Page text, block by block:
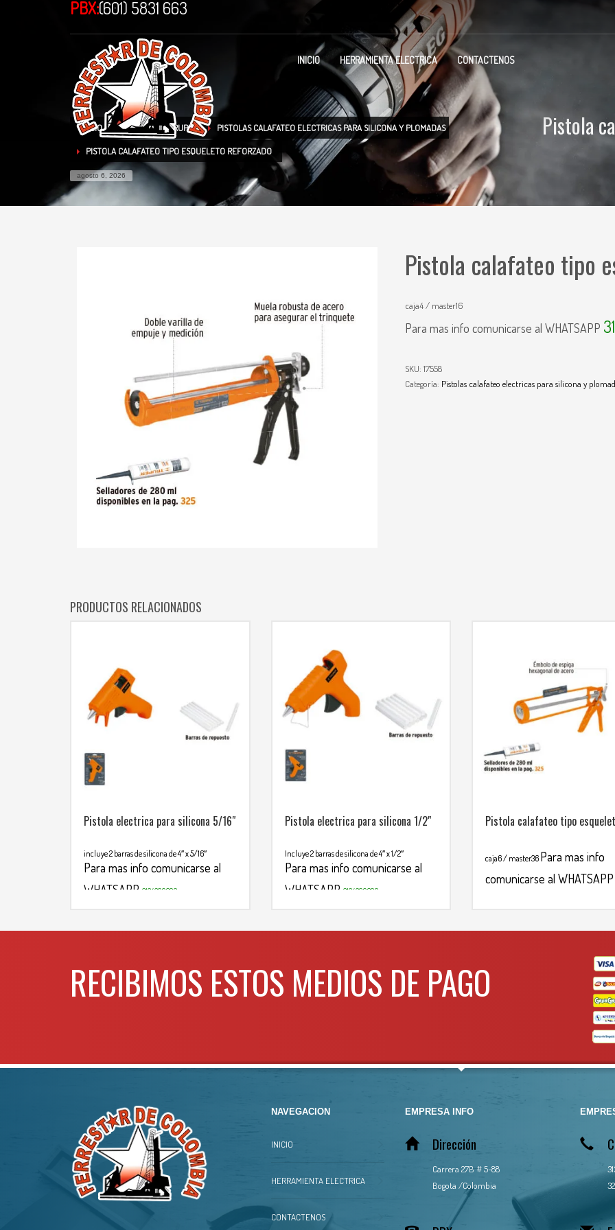
PBX:(601) 5831 663
INICIO HERRAMIENTA ELECTRICA CONTACTENOS
INICIO TIENDA TRUPER PISTOLAS CALAFATEO ELECTRICAS PARA SILICONA Y PLOMADAS
PISTOLA CALAFATEO TIPO ESQUELETO REFORZADO
agosto 6, 2026
Pistola
Pistola calafateo tipo
caja4 / master16
Para mas info comunicarse al WHATSAPP
SKU: 17558
Categoría: Pistolas calafateo electricas para silicona y
PRODUCTOS RELACIONADOS
Pistola electrica para silicona 5/16″
incluye 2 barras de silicona de 4″ x 5/16″
Para mas info comunicarse al
WHATSAPP 3134392699
Pistola electrica para silicona 1/2″
Incluye 2 barras de silicona de 4″ x 1/2″
Para mas info comunicarse al
WHATSAPP 3134392699
Pistola calafateo tipo
caja6 / master36 Para mas info
comunicarse al WHATSAPP
RECIBIMOS ESTOS MEDIOS DE PAGO
NAVEGACION
INICIO
HERRAMIENTA ELECTRICA
CONTACTENOS
EMPRESA INFO
Dirección
Carrera 27B # 5-88
Bogota /Colombia